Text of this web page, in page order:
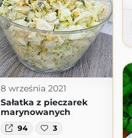
8 września 2021
Sałatka z pieczarek
marynowanych
94 3